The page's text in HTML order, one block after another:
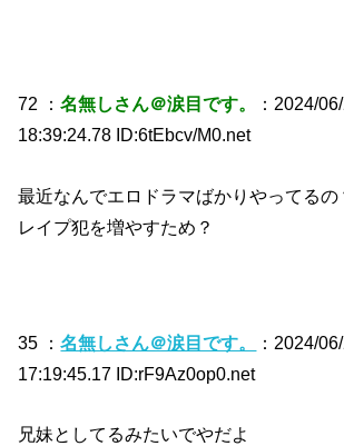
72 ：名無しさん＠涙目です。
：2024/
18:39:24.78 ID:6tEbcv/M0.net
最近なんでエロドラマばかりやってるの
レイプ犯を増やすため？
35 ：名無しさん＠涙目です。
：2024/
17:19:45.17 ID:rF9Az0op0.net
兄妹としてるみたいでやだよ